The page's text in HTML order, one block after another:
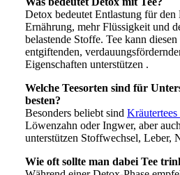
Detox bedeutet Entlastung für
Ernährung, mehr Flüssigkeit und
belastende Stoffe. Tee kann
entgiftenden,
Eigenschaften unterstützen .
Welche Teesorten sind für
besten?
Besonders beliebt sind Kräutertees
Löwenzahn oder Ingwer, aber
unterstützen Stoffwechsel, Leber,
Wie oft sollte man dabei Tee